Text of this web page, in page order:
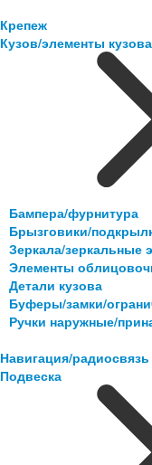
Крепеж
Кузов/элементы кузова
Бампера/фурнитура
Брызговики/
Зеркала/зеркальные
Элементы
Детали кузова
Буферы/замки/
Ручки наружные/
Навигация/радиосвязь
Подвеска